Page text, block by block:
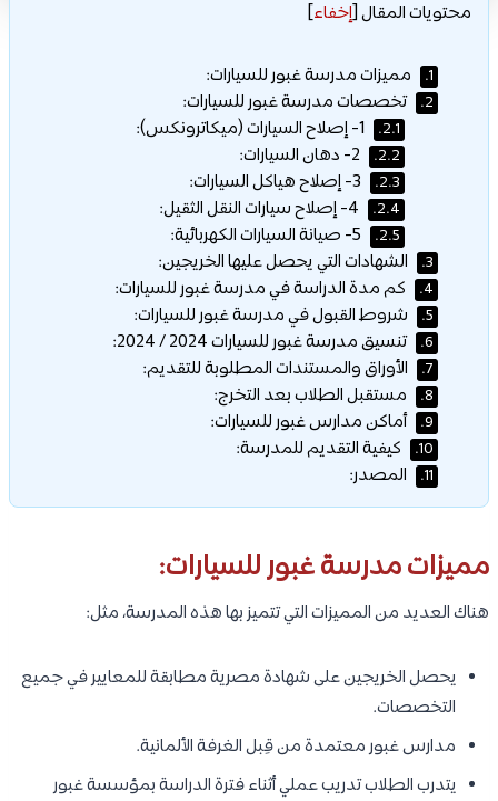
محتويات المقال[إخفاء]
1. مميزات مدرسة غبور للسيارات:
2. تخصصات مدرسة غبور للسيارات:
2.1.
2.2.
2.3.
2.4.
2.5.
3. الشهادات التي يحصل عليها الخريجين:
4. كم مدة الدراسة في مدرسة غبور للسيارات:
5. شروط القبول في مدرسة غبور للسيارات:
6. تنسيق مدرسة غبور للسيارات 2024 / 2024:
7. الأوراق والمستندات المطلوبة للتقديم:
8. مستقبل الطلاب بعد التخرج:
9. أماكن مدارس غبور للسيارات:
10. كيفية التقديم للمدرسة:
11. المصدر:
مميزات مدرسة غبور للسيارات:
هناك العديد من المميزات التي تتميز بها هذه المدرسة، مثل:
يحصل الخريجين على شهادة مصرية مطابقة للمعايير في جميع
التخصصات.
مدارس غبور معتمدة من قِبل الغرفة الألمانية.
يتدرب الطلاب تدريب عملي أثناء فترة الدراسة بمؤسسة غبور